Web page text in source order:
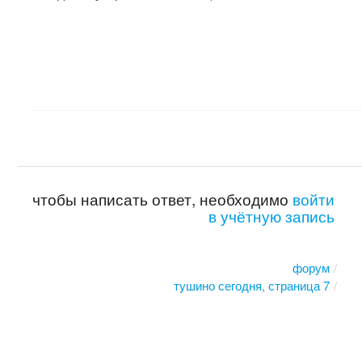
чтобы написать ответ, необходимо войти
в учётную запись
форум
тушино сегодня, страница 7